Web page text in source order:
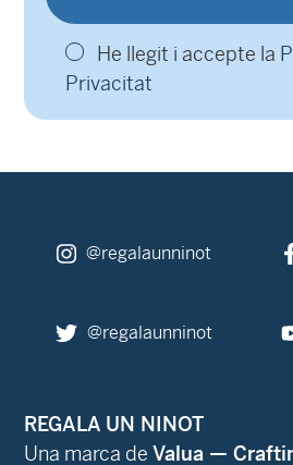
He llegit i accepte la
Privacitat
@regalaunninot
@regalaunninot
REGALA UN NINOT
Una marca de Valua —